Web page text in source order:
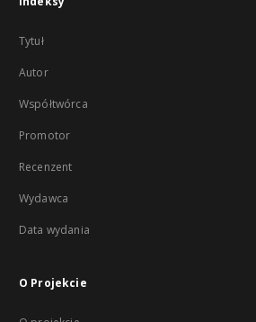
Tytuł
Autor
Współtwórca
Promotor
Recenzent
Wydawca
Data wydania
O Projekcie